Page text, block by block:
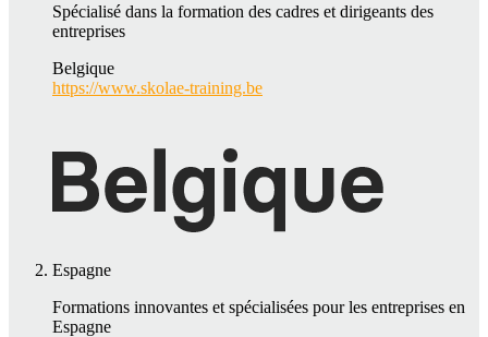
Spécialisé dans la formation des cadres et dirigeants des
entreprises
Belgique
https://www.skolae-training.be
Espagne
Formations innovantes et spécialisées pour les entreprises en
Espagne